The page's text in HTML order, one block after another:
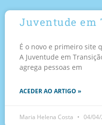
Juventude em
É o novo e primeiro site
A Juventude em
agrega pessoas em
ACEDER AO ARTIGO »
Maria Helena Costa 04/